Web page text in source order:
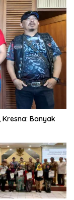
Kresna: Banyak